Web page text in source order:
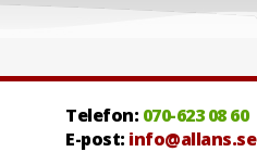
Telefon: 070-623 08 60
E-post: info@allans.se